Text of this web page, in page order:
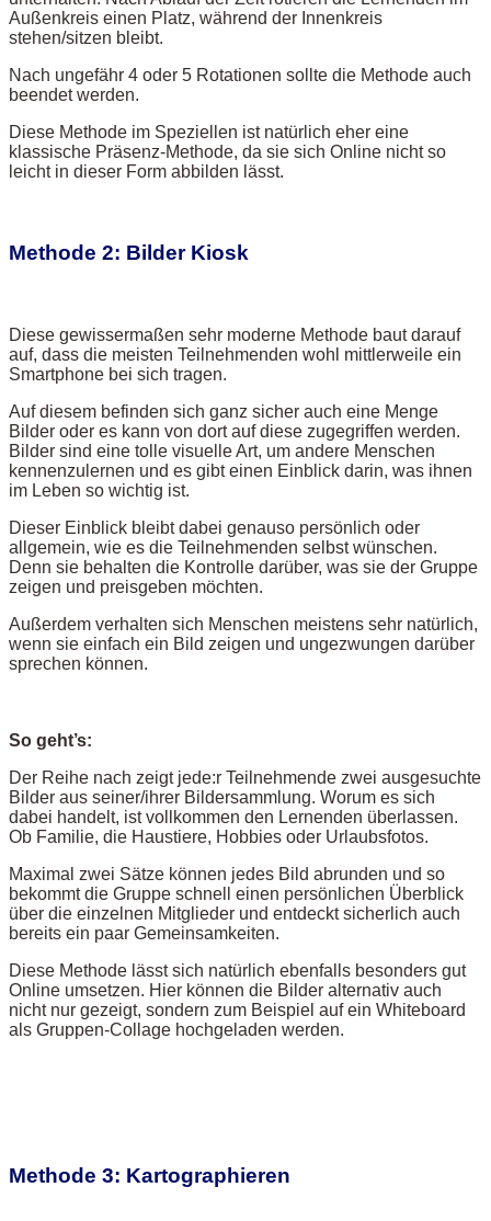
Außenkreis einen Platz, während der Innenkreis
stehen/sitzen bleibt.
Nach ungefähr 4 oder 5 Rotationen sollte die Methode auch
beendet werden.
Diese Methode im Speziellen ist natürlich eher eine
klassische Präsenz-Methode, da sie sich Online nicht so
leicht in dieser Form abbilden lässt.
Methode 2: Bilder Kiosk
Diese gewissermaßen sehr moderne Methode baut darauf
auf, dass die meisten Teilnehmenden wohl mittlerweile ein
Smartphone bei sich tragen.
Auf diesem befinden sich ganz sicher auch eine Menge
Bilder oder es kann von dort auf diese zugegriffen werden.
Bilder sind eine tolle visuelle Art, um andere Menschen
kennenzulernen und es gibt einen Einblick darin, was ihnen
im Leben so wichtig ist.
Dieser Einblick bleibt dabei genauso persönlich oder
allgemein, wie es die Teilnehmenden selbst wünschen.
Denn sie behalten die Kontrolle darüber, was sie der Gruppe
zeigen und preisgeben möchten.
Außerdem verhalten sich Menschen meistens sehr natürlich,
wenn sie einfach ein Bild zeigen und ungezwungen darüber
sprechen können.
So geht’s:
Der Reihe nach zeigt jede:r Teilnehmende zwei ausgesuchte
Bilder aus seiner/ihrer Bildersammlung. Worum es sich
dabei handelt, ist vollkommen den Lernenden überlassen.
Ob Familie, die Haustiere, Hobbies oder Urlaubsfotos.
Maximal zwei Sätze können jedes Bild abrunden und so
bekommt die Gruppe schnell einen persönlichen Überblick
über die einzelnen Mitglieder und entdeckt sicherlich auch
bereits ein paar Gemeinsamkeiten.
Diese Methode lässt sich natürlich ebenfalls besonders gut
Online umsetzen. Hier können die Bilder alternativ auch
nicht nur gezeigt, sondern zum Beispiel auf ein Whiteboard
als Gruppen-Collage hochgeladen werden.
Methode 3: Kartographieren